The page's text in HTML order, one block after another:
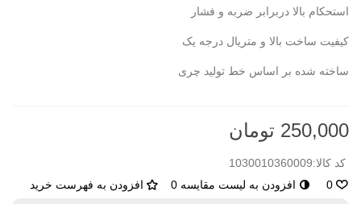
استحکام بالا دربرابر ضربه و فشار
کیفیت ساخت بالا و متریال درجه یک
ساخته شده بر اساس خط تولید چری
250,000 تومان
کد کالا:1030010360009
0
افزودن به لیست مقایسه 0 افزودن به فهرست خرید